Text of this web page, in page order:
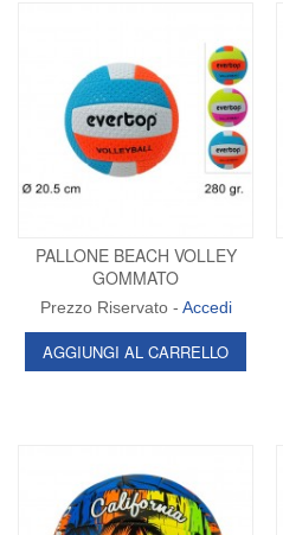
PALLONE BEACH VOLLEY
GOMMATO
Prezzo Riservato - Accedi
AGGIUNGI AL CARRELLO